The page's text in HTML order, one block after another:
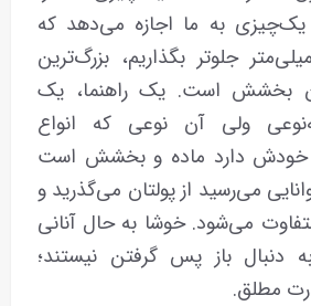
به ما اجازه می‌دهد که
جلوتر بگذاریم، بزرگ‌ترین
بخشش است. یک راهنما، یک
ولی آن نوعی که انواع
خودش دارد ماده و بخشش است
می‌رسید از پولتان می‌گذرید و
می‌شود. خوشا به حال آنانی
باز پس‌ گرفتن نیستند؛
مطلق.